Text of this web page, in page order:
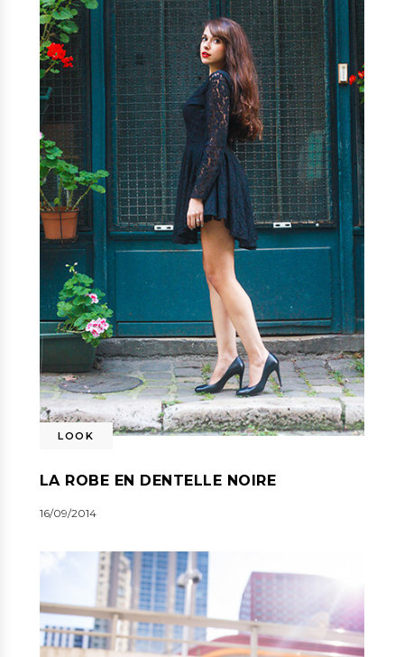
LOOK
LA ROBE EN DENTELLE NOIRE
16/09/2014